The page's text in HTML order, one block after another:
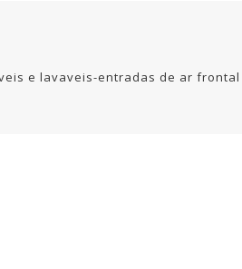
e lavaveis-entradas de ar